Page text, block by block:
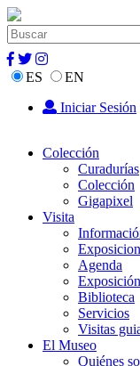
ES
EN
Iniciar Sesión
Colección
Curadurías
Colección
Gigapixel
Visita
Agenda
Biblioteca
Servicios
Visitas
El Museo
Quiénes